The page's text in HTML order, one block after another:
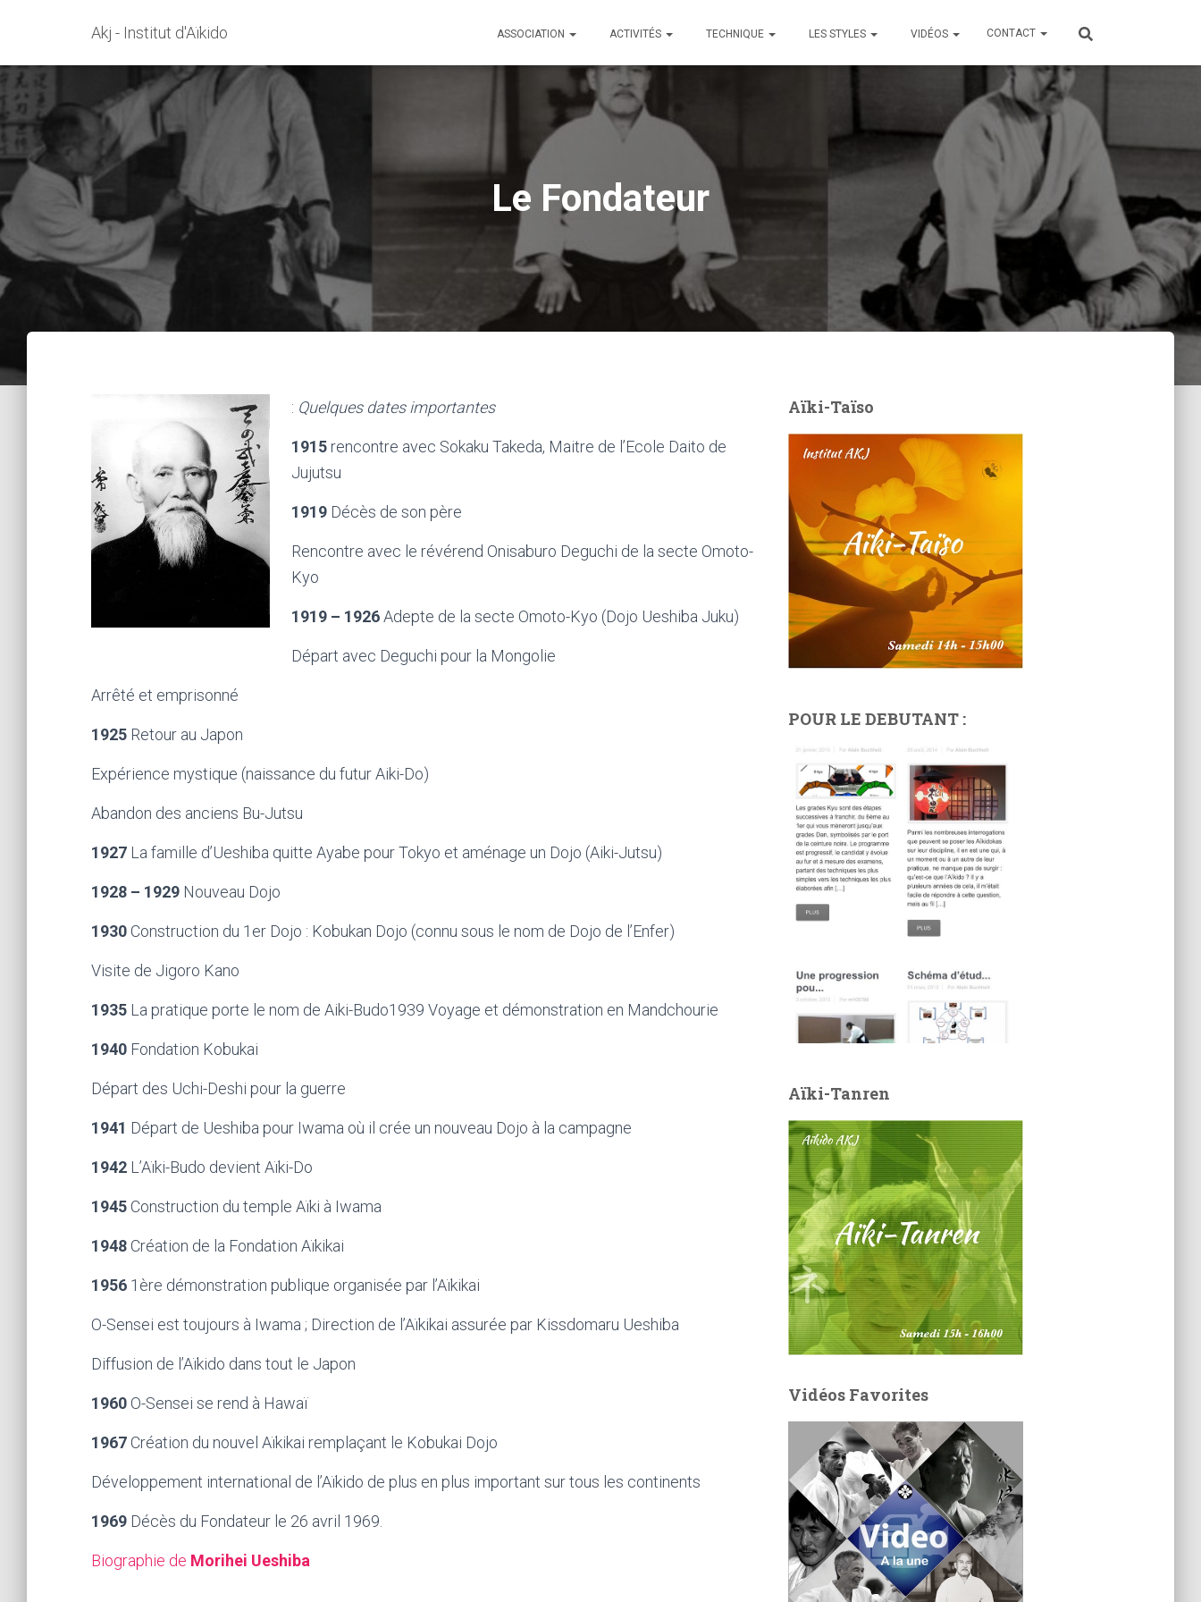
Akj - Institut d'Aïkido ASSOCIATION ACTIVITÉS TECHNIQUE LES STYLES VIDÉOS CONTACT
Le Fondateur
: Quelques dates importantes
1915 rencontre avec Sokaku Takeda, Maitre de l’Ecole Daito de
Jujutsu
1919 Décès de son père
Rencontre avec le révérend Onisaburo Deguchi de la secte Omoto-
Kyo
1919 – 1926Adepte de la secte Omoto-Kyo (Dojo Ueshiba Juku)
Départ avec Deguchi pour la Mongolie
Arrêté et emprisonné
1925 Retour au Japon
Expérience mystique (naissance du futur Aiki-Do)
Abandon des anciens Bu-Jutsu
1927 La famille d’Ueshiba quitte Ayabe pour Tokyo et aménage un Dojo (Aiki-Jutsu)
1928 – 1929 Nouveau Dojo
1930 Construction du 1er Dojo : Kobukan Dojo (connu sous le nom de Dojo de l’Enfer)
Visite de Jigoro Kano
1935 La pratique porte le nom de Aiki-Budo1939 Voyage et démonstration en Mandchourie
1940 Fondation Kobukai
Départ des Uchi-Deshi pour la guerre
1941 Départ de Ueshiba pour Iwama où il crée un nouveau Dojo à la campagne
1942 L’Aïki-Budo devient Aïki-Do
1945 Construction du temple Aïki à Iwama
1948 Création de la Fondation Aïkikai
1956 1ère démonstration publique organisée par l’Aïkikai
O-Sensei est toujours à Iwama ; Direction de l’Aïkikai assurée par Kissdomaru Ueshiba
Diffusion de l’Aïkido dans tout le Japon
1960 O-Sensei se rend à Hawaï
1967 Création du nouvel Aïkikai remplaçant le Kobukai Dojo
Développement international de l’Aïkido de plus en plus important sur tous les continents
1969 Décès du Fondateur le 26 avril 1969.
Biographie de Morihei Ueshiba
Aïki-Taïso
POUR LE DEBUTANT :
Aïki-Tanren
Vidéos Favorites